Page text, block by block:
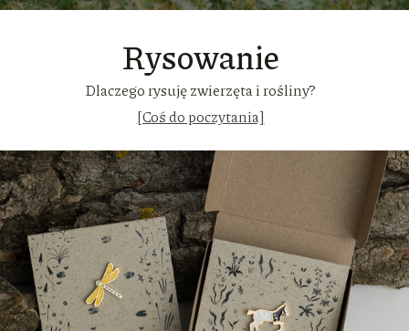
Rysowanie
Dlaczego rysuję zwierzęta i rośliny?
[Coś do poczytania]